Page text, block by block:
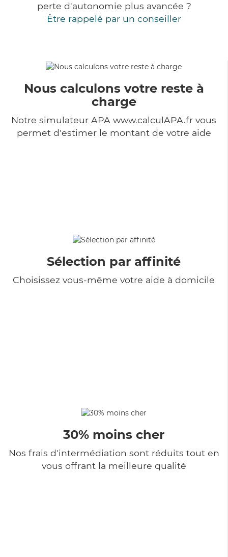
perte d'autonomie plus avancée ?
Être rappelé par un conseiller
Nous calculons votre reste à
charge
Notre simulateur APA www.calculAPA.fr vous
permet d'estimer le montant de votre aide
Sélection par affinité
Choisissez vous-même votre aide à domicile
30% moins cher
Nos frais d'intermédiation sont réduits tout en
vous offrant la meilleure qualité